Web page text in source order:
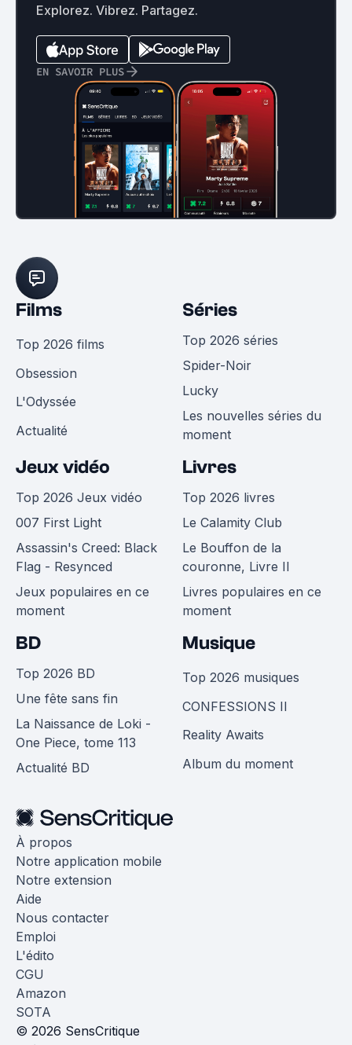
Explorez. Vibrez. Partagez.
EN SAVOIR PLUS
Films
Top 2026 films
Obsession
L'Odyssée
Actualité
Séries
Top 2026 séries
Spider-Noir
Lucky
Les nouvelles séries du
moment
Jeux vidéo
Top 2026 Jeux vidéo
007 First Light
Assassin's Creed: Black
Flag - Resynced
Jeux populaires en ce
moment
Livres
Top 2026 livres
Le Calamity Club
Le Bouffon de la
couronne, Livre II
Livres populaires en ce
moment
BD
Top 2026 BD
Une fête sans fin
La Naissance de Loki -
One Piece, tome 113
Actualité BD
Musique
Top 2026 musiques
CONFESSIONS II
Reality Awaits
Album du moment
À propos
Notre application mobile
Notre extension
Aide
Nous contacter
Emploi
L'édito
CGU
Amazon
SOTA
© 2026 SensCritique